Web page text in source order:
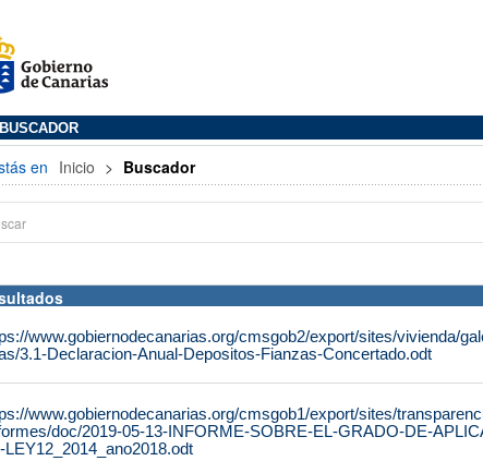
BUSCADOR
en Inicio > Buscador
www.gobiernodecanarias.org/cmsgob2/export/sites/vivienda/
3.1-Declaracion-Anual-Depositos-Fianzas-Concertado.odt
www.gobiernodecanarias.org/cmsgob1/export/sites/
doc/2019-05-13-INFORME-SOBRE-EL-GRADO-DE-
LEY12_2014_ano2018.odt